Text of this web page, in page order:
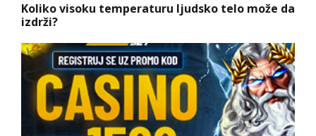
Koliko visoku temperaturu ljudsko telo može da
izdrži?